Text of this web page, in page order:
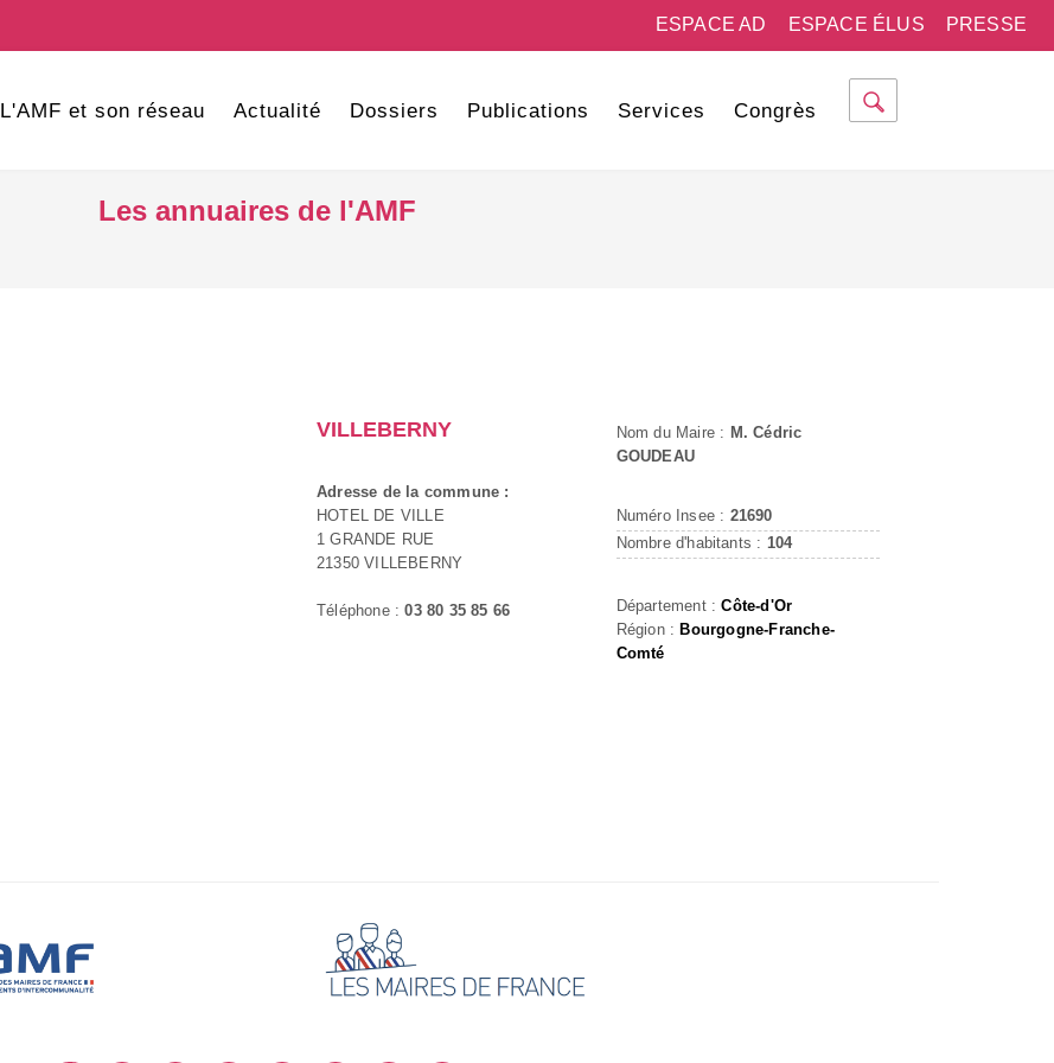
PRESSE
ESPACE ÉLUS
ESPACE AD
L'AMF et son réseau Actualité Dossiers Publications Services Congrès
Les annuaires de l'AMF
VILLEBERNY
Adresse de la commune :
HOTEL DE VILLE
1 GRANDE RUE
21350 VILLEBERNY
Téléphone :03 80 35 85 66
Nom du Maire : M. Cédric
GOUDEAU
Numéro Insee : 21690
Nombre d'habitants : 104
Département :Côte-d'Or
Région : Bourgogne-Franche-
Comté